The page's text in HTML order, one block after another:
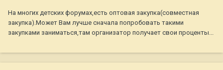
На многих детских форумах,есть оптовая закупка(совместная
закупка).Может Вам лучше сначала попробовать такими
закупками заниматься,там организатор получает свои проценты...